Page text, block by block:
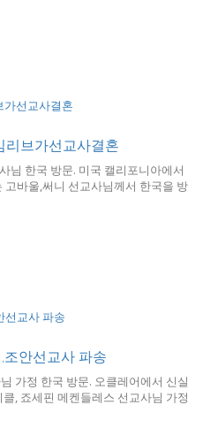
브가선교사결혼
님 한국 방문. 미국 캘리포니아에서
바울,써니 선교사님께서 한국을 방
안선교사 파송
가정 한국 방문. 오클레어에서 신실
, 죠세핀 메켄들레스 선교사님 가정